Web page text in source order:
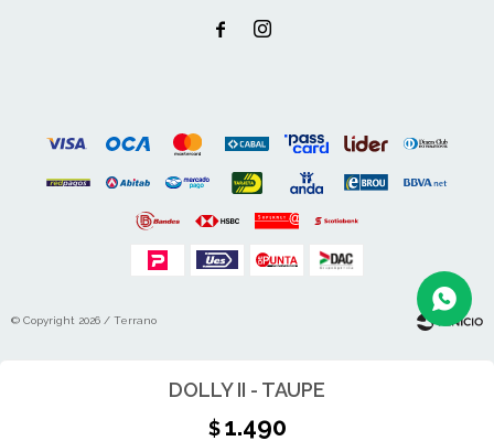
DOLLY II - TAUPE
$ 1.490
 
© Copyright 2026 / Terrano